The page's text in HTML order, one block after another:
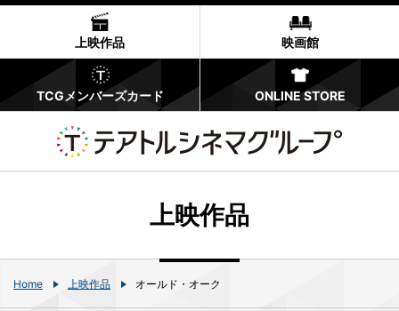
上映作品 映画館
TCGメンバーズカード ONLINE STORE
上映作品
Home 上映作品 オールド・オーク